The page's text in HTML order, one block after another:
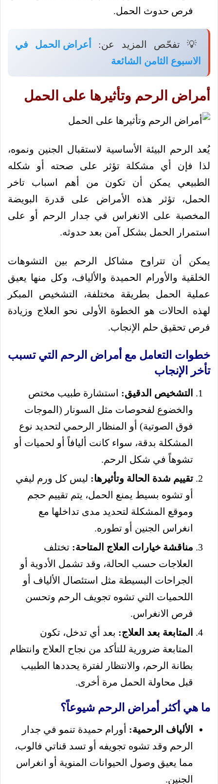
فرص حدوث الحمل.
💡 تفحّص المزيد عن:
أعراض الحمل في
الاسبوع الثامن الشائعة
أمراض الرحم وتأثيرها على الحمل
يُعد الرحم البيئة الأساسية لاستقبال الجنين ونموه،
لذا فإن أي مشكلة تؤثر على صحته أو شكله
الطبيعي يمكن أن تكون من أهم اسباب تاخر
الحمل، تؤثر هذه الأمراض على قدرة البويضة
المخصبة على الانغراس في جدار الرحم أو على
استمرار الحمل بشكل آمن بعد حدوثه.
يمكن أن تتراوح مشاكل الرحم بين التشوهات
الخلقية والأورام الحميدة والألياف، وكل منها يعيق
عملية الحمل بطريقة مختلفة، التشخيص المبكر
لهذه الحالات هو الخطوة الأولى نحو العلاج وزيادة
فرص تحقيق حلم الإنجاب.
خطوات التعامل مع أمراض الرحم التي تسبب
تأخر الإنجاب
التشخيص الدقيق: استشارة طبيب مختص
والخضوع لفحوصات مثل السونار (الموجات
فوق الصوتية) أو المنظار الرحمي لتحديد نوع
المشكلة بدقة، سواء كانت أليافاً أو لحميات أو
تشوهاً في شكل الرحم.
تقييم شدة الحالة وتأثيرها: ليس كل ورم ليفي
أو تشوه بسيط يمنع الحمل، يتم تقييم حجم
وموقع المشكلة لتحديد مدى تداخلها مع
انغراس الجنين أو تطوره.
مناقشة خيارات العلاج المتاحة: تختلف
العلاجات حسب الحالة، وقد تشمل الأدوية أو
الجراحات البسيطة مثل استئصال الألياف أو
اللحميات التي تشوه تجويف الرحم وتحسن
فرص الانغراس.
المتابعة بعد العلاج: بعد أي تدخل، تكون
المتابعة ضرورية للتأكد من نجاح العلاج وانتظام
بطانة الرحم، والانتظار لفترة يحددها الطبيب
قبل محاولة الحمل مرة أخرى.
ما هي أكثر أمراض الرحم شيوعاً؟
الألياف الرحمية: أورام حميدة تنمو في جدار
الرحم وقد تشوه تجويفه أو تسد قناتي فالوب،
مما يعيق وصول الحيوانات المنوية أو انغراس
الجنين.